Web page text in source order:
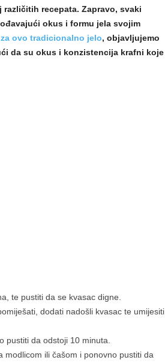
recepata. Zapravo, svaki
okus i formu jela svojim
ovo tradicionalno jelo, objavljujemo
da su okus i konzistencija krafni koje
te pustiti da se kvasac digne.
dodati nadošli kvasac te umijesiti
pustiti da odstoji 10 minuta.
modlicom ili čašom i ponovno pustiti da